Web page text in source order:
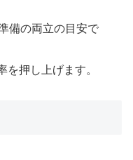
備の両立の目安で
を押し上げます。